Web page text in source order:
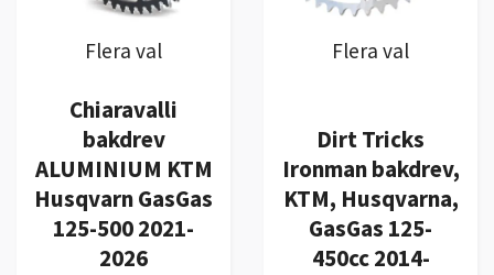
Flera val
Chiaravalli
bakdrev
ALUMINIUM KTM
Husqvarn GasGas
125-500 2021-
2026
Flera val
Dirt Tricks
Ironman bakdrev,
KTM, Husqvarna,
GasGas 125-
450cc 2014-